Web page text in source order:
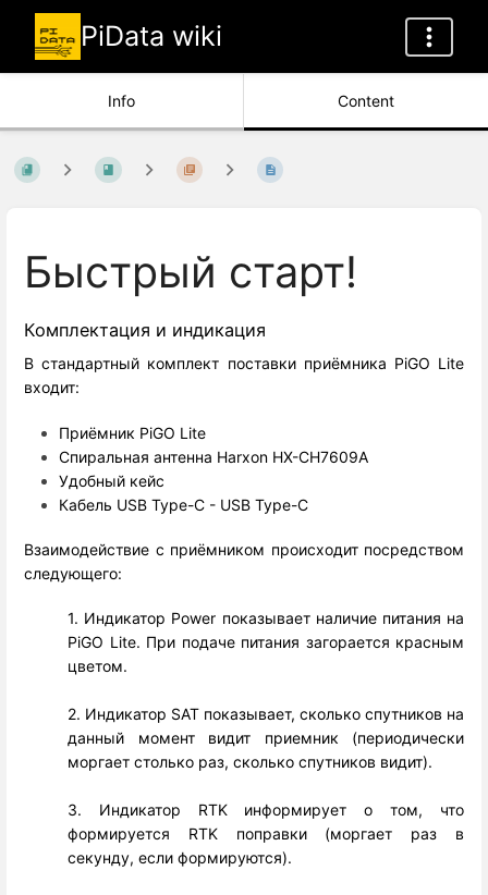
PiData wiki
Info Content
Быстрый старт!
Комплектация и индикация
В стандартный комплект поставки приёмника PiGO Lite
входит:
Приёмник PiGO Lite
Спиральная антенна Harxon HX-CH7609A
Удобный кейс
Кабель USB Type-C - USB Type-C
Взаимодействие с приёмником происходит посредством
следующего:
1. Индикатор Power показывает наличие питания на
PiGO Lite. При подаче питания загорается красным
цветом.
2. Индикатор SAT показывает, сколько спутников на
данный момент видит приемник (периодически
моргает столько раз, сколько спутников видит).
3. Индикатор RTK информирует о том, что
формируется RTK поправки (моргает раз в
секунду, если формируются).